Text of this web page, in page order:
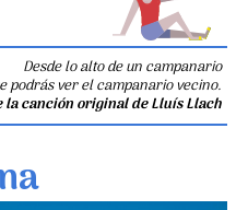
Desde lo alto de un campanario
podrás ver el campanario vecino.
la canción original de Lluís Llach